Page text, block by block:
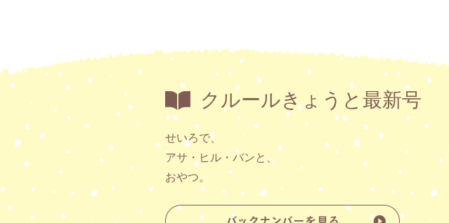
クルールきょうと最新号
せいろで、
アサ・ヒル・バンと、
おやつ。